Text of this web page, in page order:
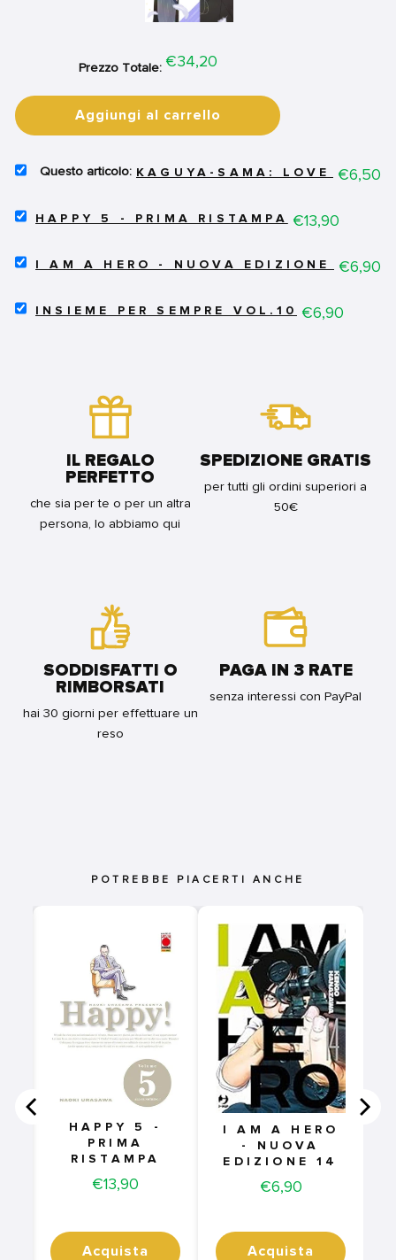
Prezzo Totale: Price
€34,20
Aggiungi al carrello
SELECT
LOVE
17
KAGUYA-SAMA: LOVE ISPrice
€6,50
SELECT
-
FOR
HAPPY 5 - PRIMA RISTAMPA Price
€13,90
SELECT
A
I AM A HERO - NUOVA EDIZIONE 14
Price
€6,90
SELECTINSIEME PER SEMPRE VOL.10 Price
€6,90
IL REGALO
PERFETTO
che sia per te o per un altra
persona, lo abbiamo qui
SPEDIZIONE GRATIS
per tutti gli ordini superiori a
50€
SODDISFATTI O
RIMBORSATI
hai 30 giorni per effettuare un
reso
PAGA IN 3 RATE
senza interessi con PayPal
POTREBBE PIACERTI ANCHE
HAPPY 5 -
PRIMA
RISTAMPA
Price
€13,90
Acquista
I AM A HERO
- NUOVA
EDIZIONE 14
Price
€6,90
Acquista